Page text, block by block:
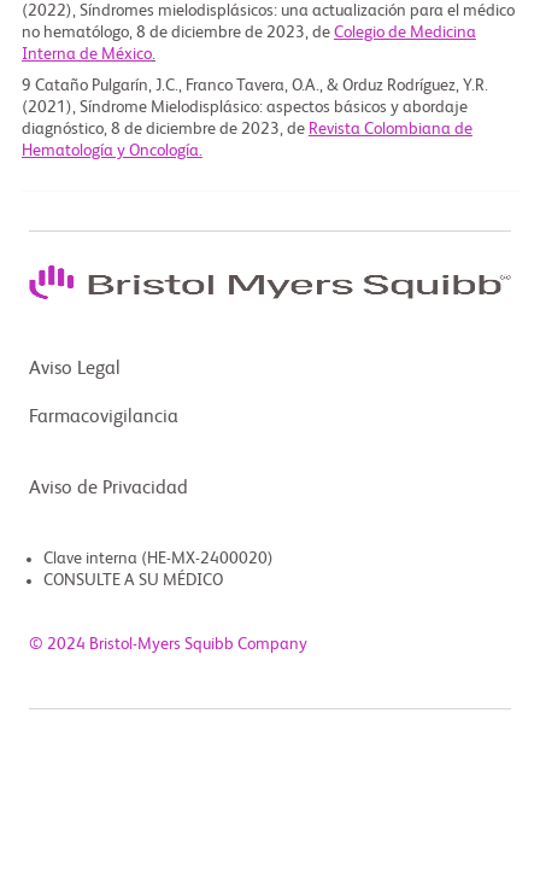
(2022), Síndromes mielodisplásicos: una actualización para el médico
no hematólogo, 8 de diciembre de 2023, de Colegio de Medicina
Interna de México.
9 Cataño Pulgarín, J.C., Franco Tavera, O.A., & Orduz Rodríguez, Y.R.
(2021), Síndrome Mielodisplásico: aspectos básicos y abordaje
diagnóstico, 8 de diciembre de 2023, de Revista Colombiana de
Hematología y Oncología.
Aviso Legal
Farmacovigilancia
Aviso de Privacidad
Clave interna (HE-MX-2400020)
CONSULTE A SU MÉDICO
© 2024 Bristol-Myers Squibb Company